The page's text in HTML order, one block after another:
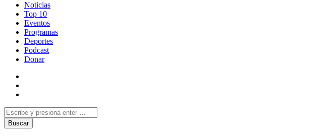
Noticias
Top 10
Eventos
Programas
Deportes
Podcast
Donar